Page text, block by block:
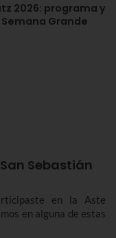
2026: programa y
Grande
Sebastián
en la Aste
en alguna de estas